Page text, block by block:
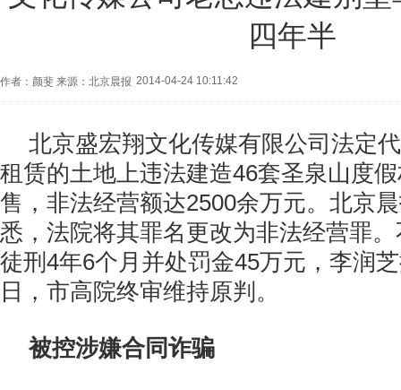
四年半
作者：颜斐 来源：北京晨报 2014-04-24 10:11:42
北京盛宏翔文化传媒有限公司法定
租赁的土地上违法建造46套圣泉山度
售，非法经营额达2500余万元。北京
悉，法院将其罪名更改为非法经营罪
徒刑4年6个月并处罚金45万元，李润
日，市高院终审维持原判。
被控涉嫌合同诈骗